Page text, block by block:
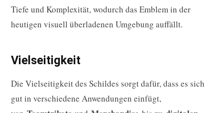
Tiefe und Komplexität, wodurch das Emblem in der
heutigen visuell überladenen Umgebung auffällt.
Vielseitigkeit
Die Vielseitigkeit des Schildes sorgt dafür, dass es sich
gut in verschiedene Anwendungen einfügt,